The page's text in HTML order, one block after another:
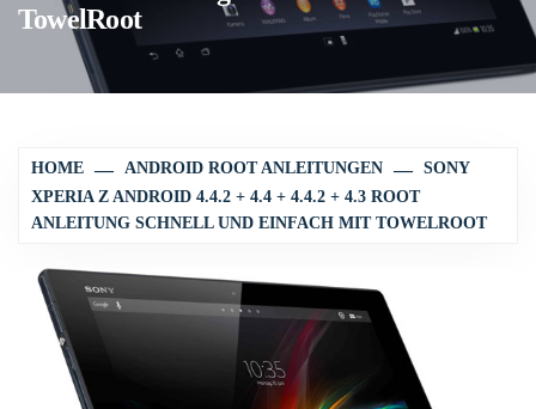
TowelRoot
HOME ANDROID ROOT ANLEITUNGEN
SONY
XPERIA Z ANDROID 4.4.2 + 4.4 + 4.4.2 + 4.3 ROOT
ANLEITUNG SCHNELL UND EINFACH MIT TOWELROOT